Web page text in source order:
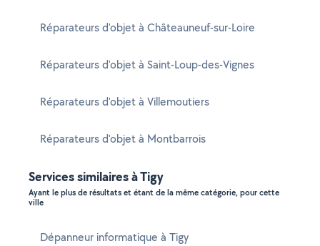
Réparateurs d'objet à Châteauneuf-sur-Loire
Réparateurs d'objet à Saint-Loup-des-Vignes
Réparateurs d'objet à Villemoutiers
Réparateurs d'objet à Montbarrois
Services similaires à Tigy
Ayant le plus de résultats et étant de la même catégorie, pour cette
ville
Dépanneur informatique à Tigy